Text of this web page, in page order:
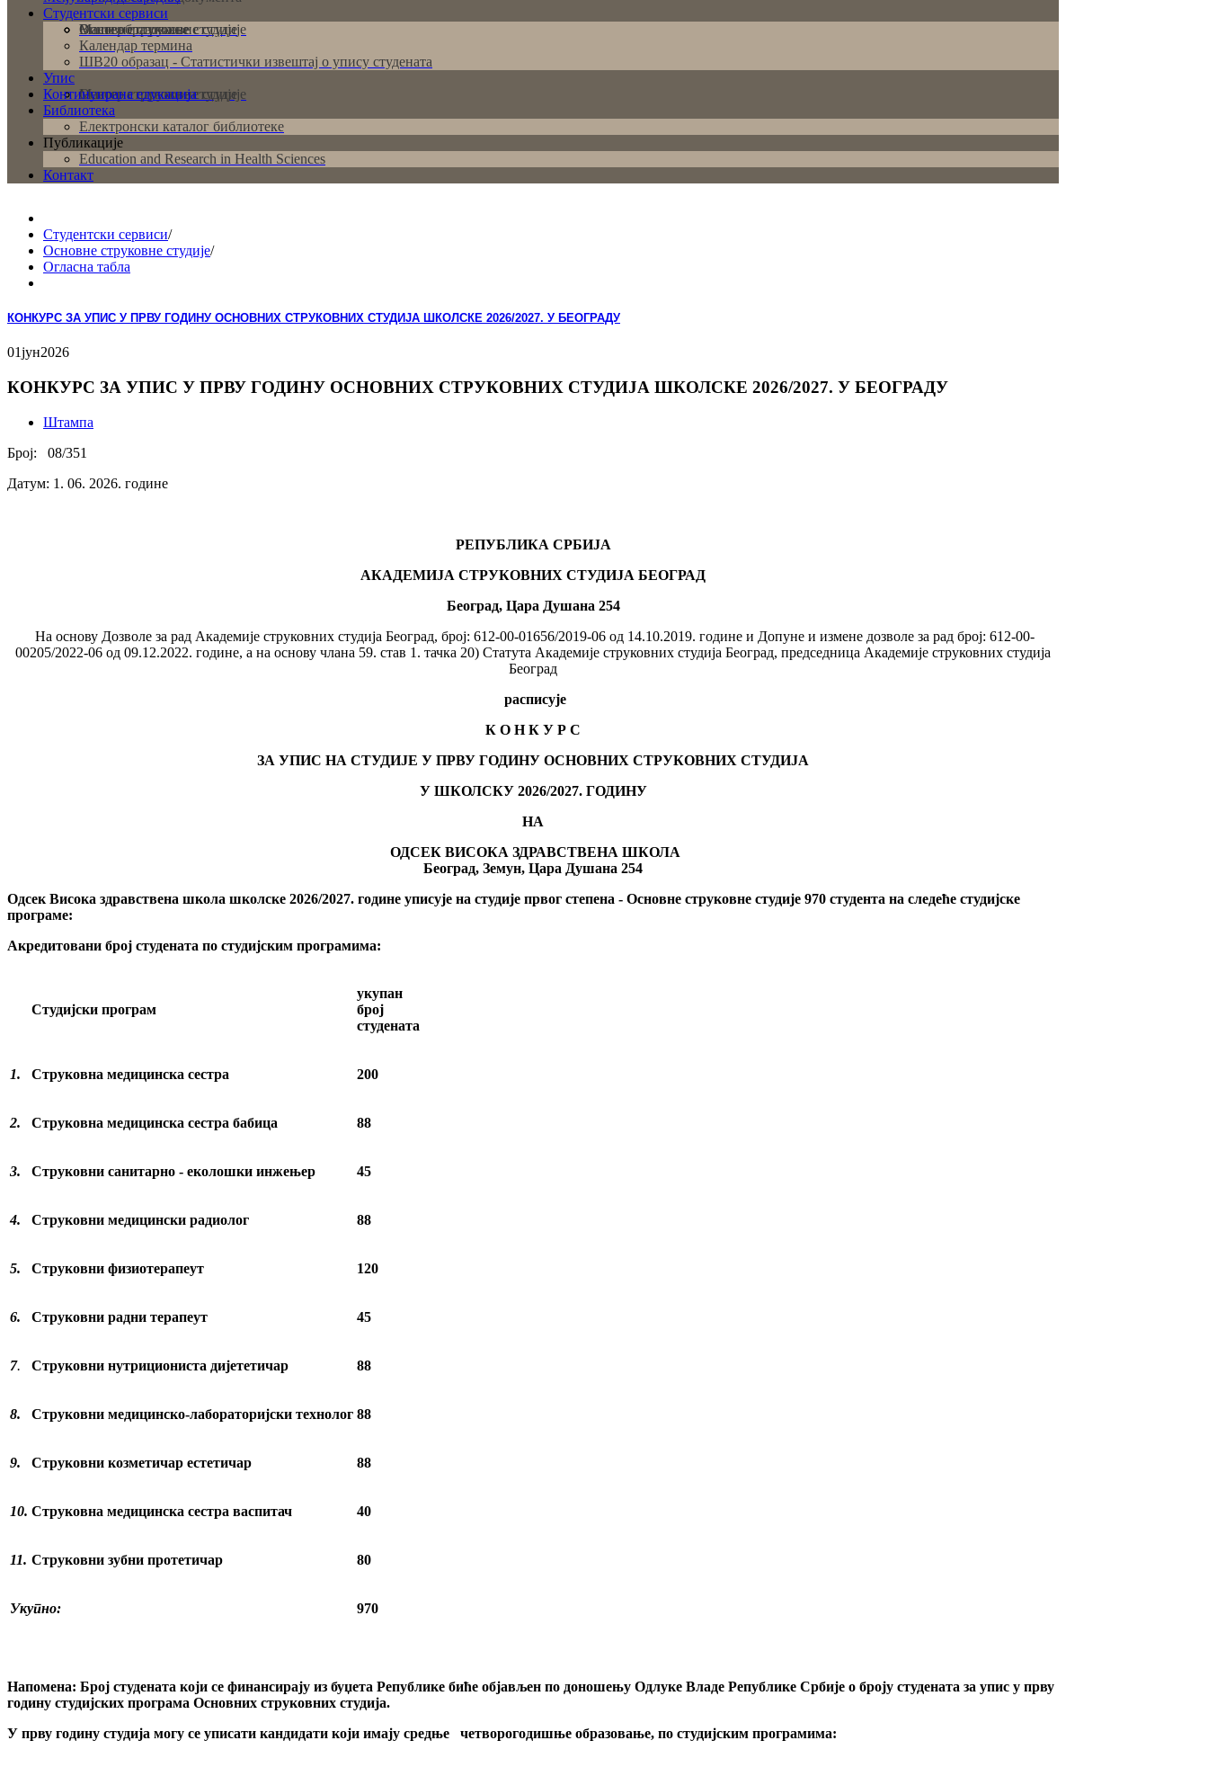
Студентски сервиси
Основне струковне студије
Мастер струковне студије
Више образовање
Календар термина
ШВ20 образац - Статистички извештај о упису студената
Упис
Основне струковне студије
Мастер струковне студије
Континуирана едукација
Библиотека
Електронски каталог библиотеке
Публикације
Education and Research in Health Sciences
Контакт
Студентски сервиси/
Основне струковне студије/
Огласна табла
КОНКУРС ЗА УПИС У ПРВУ ГОДИНУ ОСНОВНИХ СТРУКОВНИХ СТУДИЈА ШКОЛСКЕ 2026/2027. У БЕОГРАДУ
01јун2026
КОНКУРС ЗА УПИС У ПРВУ ГОДИНУ ОСНОВНИХ СТРУКОВНИХ СТУДИЈА ШКОЛСКЕ 2026/2027. У БЕОГРАДУ
Штампа
Број: 08/351
Датум: 1. 06. 2026. године
РЕПУБЛИКА СРБИЈА
АКАДЕМИЈА СТРУКОВНИХ СТУДИЈА БЕОГРАД
Београд, Цара Душана 254
На основу Дозволе за рад Академије струковних студија Београд, број: 612-00-01656/2019-06 од 14.10.2019. године и Допуне и измене дозволе за рад број: 612-00-
00205/2022-06 од 09.12.2022. године, а на основу члана 59. став 1. тачка 20) Статута Академије струковних студија Београд, председница Академије струковних студија
Београд
расписује
К О Н К У Р С
ЗА УПИС НА СТУДИЈЕ У ПРВУ ГОДИНУ ОСНОВНИХ СТРУКОВНИХ СТУДИЈА
У ШКОЛСКУ 2026/2027.ГОДИНУ
НА
ОДСЕК ВИСОКА ЗДРАВСТВЕНА ШКОЛА
Београд, Земун, Цара Душана 254
Одсек Висока здравствена школа школске 2026/2027. године уписује на студије првог степена - Oсновне струковне студије 970 студента на следеће студијске
програме:
Акредитовани број студената по студијским програмима:
Студијски програм
укупан
број
студената
1. Струковна медицинска сестра 200
2. Струковна медицинска сестра бабица 88
3. Струковни санитарно - еколошки инжењер 45
4. Струковни медицински радиолог 88
5. Струковни физиотерапеут 120
6. Струковни радни терапеут 45
7. Струковни нутрициониста дијететичар 88
8. Струковни медицинско-лабораторијски технолог 88
9. Струковни козметичар естетичар 88
10. Струковна медицинска сестра васпитач 40
11. Струковни зубни протетичар 80
Укупно: 970
Напомена: Број студената који се финансирају из буџета Републике биће објављен по доношењу Одлуке Владе Републике Србије о броју студената за упис у прву
годину студијских програма Основних струковних студија.
У прву годину студија могу се уписати кандидати који имају средње четворогодишње образовање, по студијским програмима: